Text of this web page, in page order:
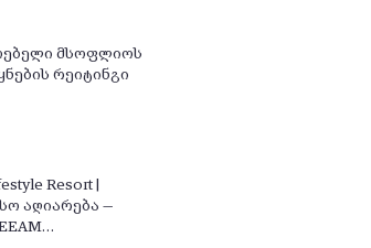
მსოფლიოს
რეიტინგი
Resort |
აღიარება —